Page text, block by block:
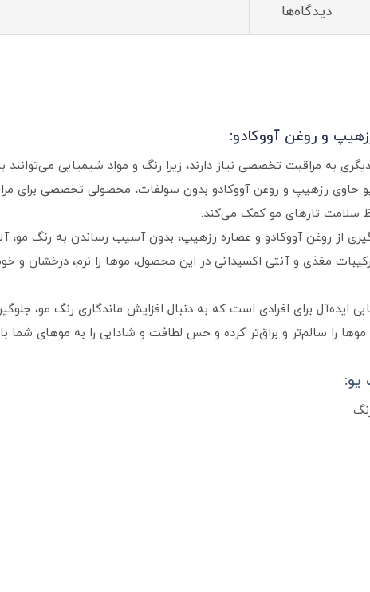
دیدگاه‌ها
و روغن آووکادو:
به مراقبت تخصصی نیاز دارند، زیرا رنگ و مواد شیمیایی
رزهیپ و روغن آووکادو بدون سولفات، محصولی تخصصی برای
سلامت تارهای مو کمک می‌کند.
از روغن آووکادو و عصاره رزهیپ، بدون آسیب رساندن به رنگ مو،
مغذی و آنتی اکسیدانی در این محصول، موها را نرم، درخشان
برای افرادی است که به دنبال افزایش ماندگاری رنگ مو،
را سالم‌تر و براق‌تر کرده و حس لطافت و شادابی را به موهای شما
یو: